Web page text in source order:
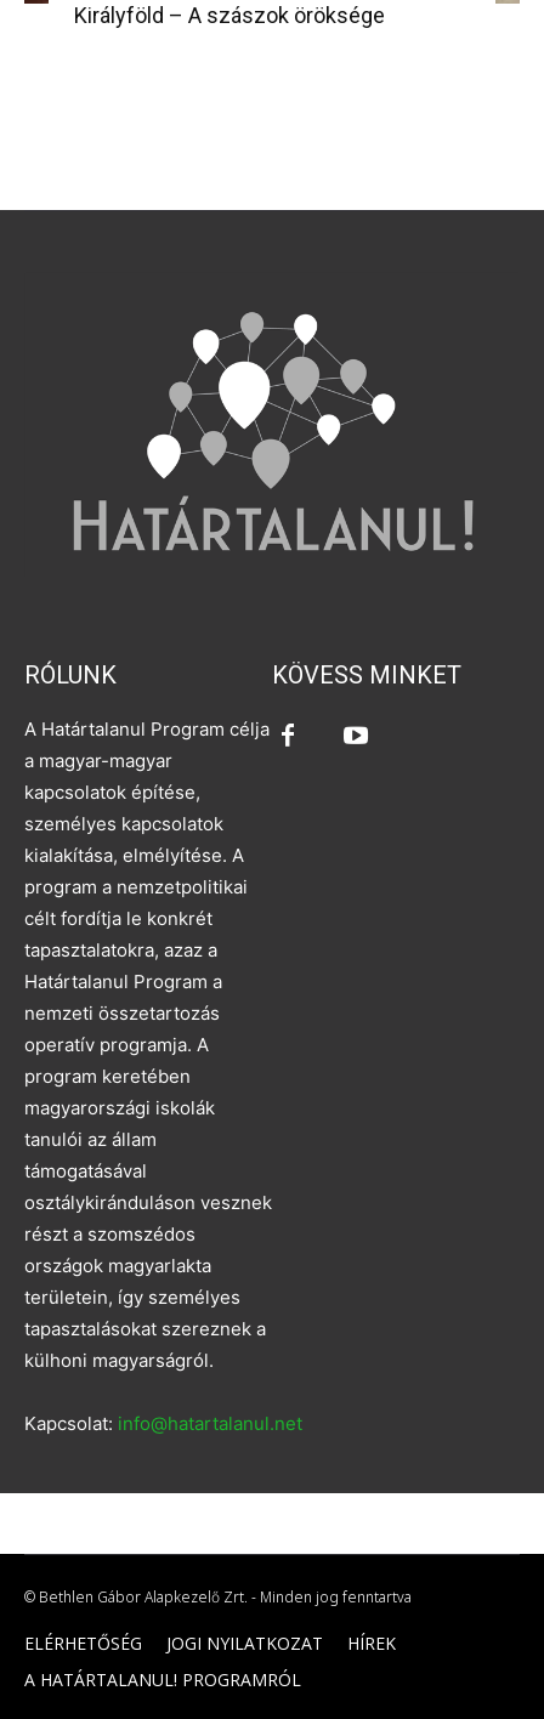
Királyföld – A szászok öröksége
RÓLUNK
A Határtalanul Program célja
a magyar-magyar
kapcsolatok építése,
személyes kapcsolatok
kialakítása, elmélyítése. A
program a nemzetpolitikai
célt fordítja le konkrét
tapasztalatokra, azaz a
Határtalanul Program a
nemzeti összetartozás
operatív programja. A
program keretében
magyarországi iskolák
tanulói az állam
támogatásával
osztálykiránduláson vesznek
részt a szomszédos
országok magyarlakta
területein, így személyes
tapasztalásokat szereznek a
külhoni magyarságról.
Kapcsolat: info@hatartalanul.net
KÖVESS MINKET
© Bethlen Gábor Alapkezelő Zrt. - Minden jog fenntartva
ELÉRHETŐSÉG JOGI NYILATKOZAT
HÍREK
A HATÁRTALANUL! PROGRAMRÓL